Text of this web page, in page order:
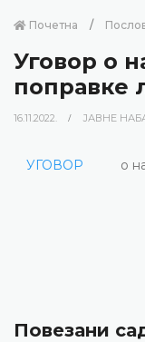
Почетна
Уговор о
поправке
16.11.2022. ЈАВНЕ
УГОВОР о
Повезани